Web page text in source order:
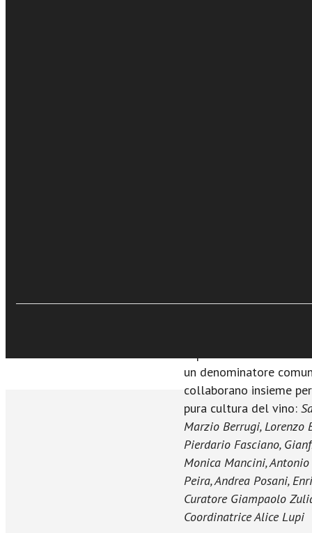
allegria per una festa
un denominatore
collaborano insieme
pura cultura del vino:
Marzio Berrugi, Lorenzo
Pierdario Fasciano,
Monica Mancini,
Peira, Andrea Posani,
Curatore Giampaolo
Coordinatrice Alice Lupi